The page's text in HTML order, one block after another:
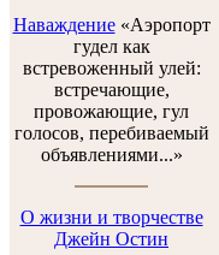
Наваждение«Аэропорт
гудел как
встревоженный улей:
встречающие,
провожающие, гул
голосов, перебиваемый
объявлениями...»
О жизни и творчестве
Джейн Остин